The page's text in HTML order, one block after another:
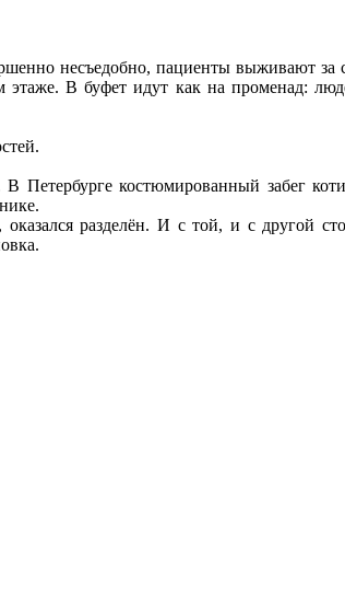
несъедобно, пациенты выживают за
В буфет идут как на променад:
костюмированный забег
разделён. И с той, и с другой